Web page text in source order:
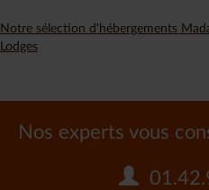
Notre sélection d'hébergements
Lodges
Nos experts vous